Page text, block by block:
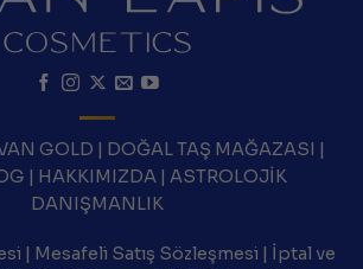
GOLD DOĞAL TAŞ MAĞAZASI
HAKKIMIZDA| ASTROLOJİK
DANIŞMANLIK
| Mesafeli Satış Sözleşmesi | İptal ve